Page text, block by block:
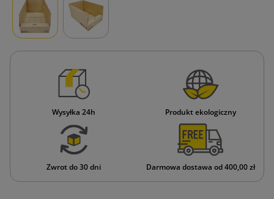
Wysyłka 24h Produkt ekologiczny
Zwrot do 30 dni Darmowa dostawa od 400,00 zł